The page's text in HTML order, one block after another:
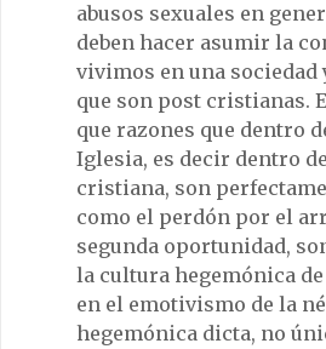
abusos sexuales en
deben hacer asumir la
vivimos en una
que son post cristianas.
que razones que dentro
Iglesia, es decir dentro
cristiana, son
como el perdón por el
segunda oportunidad,
la cultura hegemónica
en el emotivismo de la
hegemónica dicta, no